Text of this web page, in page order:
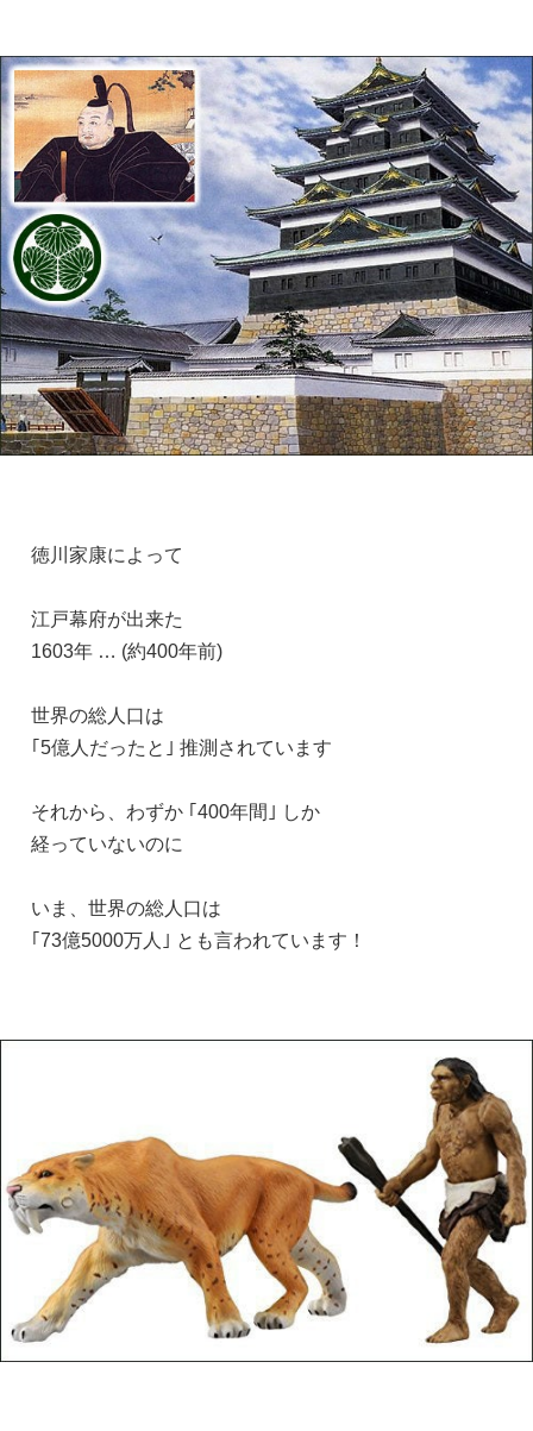
徳川家康によって
江戸幕府が出来た
1603年 … (約400年前)
世界の総人口は
｢5億人だったと｣ 推測されています
それから、わずか ｢400年間｣ しか
経っていないのに
いま、世界の総人口は
｢73億5000万人｣ とも言われています！